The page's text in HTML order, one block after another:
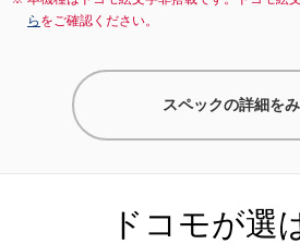
ら をご確認ください。
スペックの詳細を
ドコモが選